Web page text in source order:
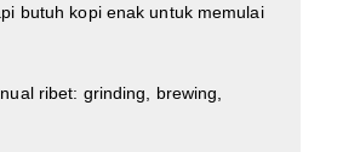
butuh kopi enak untuk memulai
ribet: grinding, brewing,